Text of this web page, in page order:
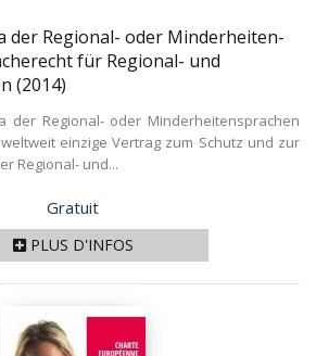
der Regional- oder Minderheiten-
für Regional- und
(2014)
der Regional- oder Minderheitensprachen
einzige Vertrag zum Schutz und zur
Regional- und...
Prix
Gratuit
PLUS D'INFOS